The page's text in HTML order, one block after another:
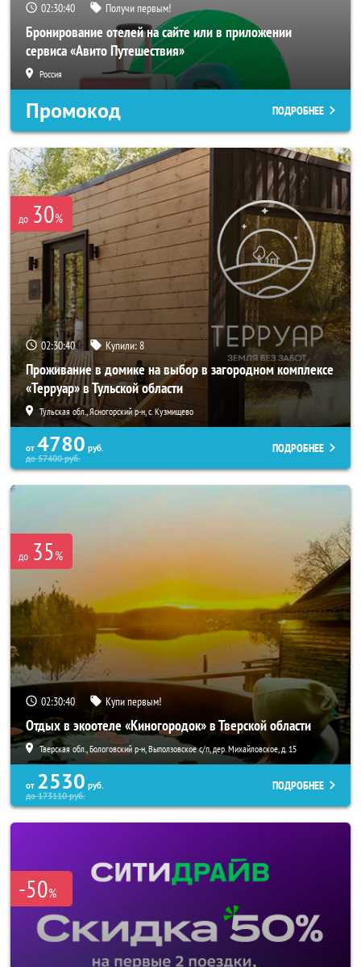
02:30:38 Получи первым!
Бронирование отелей на сайте или в приложении
сервиса «Авито Путешествия»
Россия
Промокод ПОДРОБНЕЕ
до 30%
02:30:38 Купили:8
Проживание в домике на выбор в загородном комплексе
«Терруар» в Тульской области
Тульская обл., Ясногорский р-н, с. Кузмищево
от 4780 руб.
до57400руб.
ПОДРОБНЕЕ
до 35%
02:30:38 Купи первым!
Отдых в экоотеле «Киногородок» в Тверской области
Тверская обл., Бологовский р-н, Выползовское с/п, дер. Михайловское, д. 15
от 2530 руб.
до173110руб.
ПОДРОБНЕЕ
-50%